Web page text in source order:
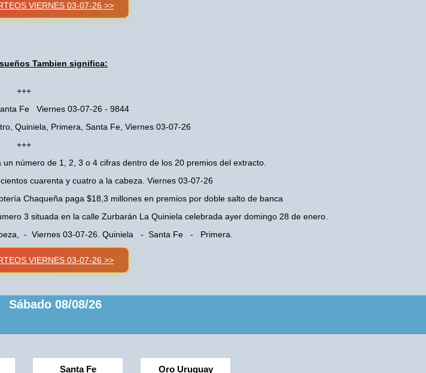
VIERNES 03-07-26 >>
Tambien significa:
+++
Fe Viernes 03-07-26 - 9844
Quiniela, Primera, Santa Fe, Viernes 03-07-26
+++
número de 1, 2, 3 o 4 cifras dentro de los 20 premios del extracto.
cuarenta y cuatro a la cabeza. Viernes 03-07-26
Chaqueña paga $18,3 millones en premios por doble salto de banca
3 situada en la calle Zurbarán La Quiniela celebrada ayer domingo 28 de enero.
- Viernes 03-07-26. Quiniela - Santa Fe - Primera.
VIERNES 03-07-26 >>
08/08/26
Santa Fe Oro Uruguay